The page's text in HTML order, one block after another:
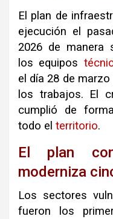
El plan de
ejecución el
2026 de manera
los equipos
el día 28 de
los trabajos. El
cumplió de
todo el territorio.
El plan
moderniza
Los sectores
fueron los